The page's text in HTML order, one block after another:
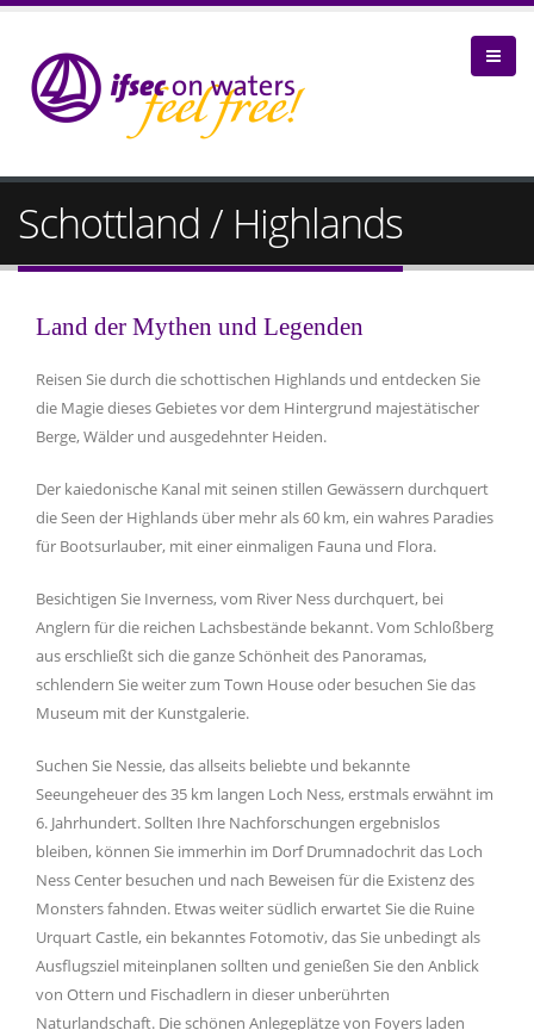
Schottland / Highlands
Land der Mythen und Legenden
Reisen Sie durch die schottischen Highlands und entdecken Sie
die Magie dieses Gebietes vor dem Hintergrund majestätischer
Berge, Wälder und ausgedehnter Heiden.
Der kaiedonische Kanal mit seinen stillen Gewässern durchquert
die Seen der Highlands über mehr als 60 km, ein wahres Paradies
für Bootsurlauber, mit einer einmaligen Fauna und Flora.
Besichtigen Sie Inverness, vom River Ness durchquert, bei
Anglern für die reichen Lachsbestände bekannt. Vom Schloßberg
aus erschließt sich die ganze Schönheit des Panoramas,
schlendern Sie weiter zum Town House oder besuchen Sie das
Museum mit der Kunstgalerie.
Suchen Sie Nessie, das allseits beliebte und bekannte
Seeungeheuer des 35 km langen Loch Ness, erstmals erwähnt im
6. Jahrhundert. Sollten Ihre Nachforschungen ergebnislos
bleiben, können Sie immerhin im Dorf Drumnadochrit das Loch
Ness Center besuchen und nach Beweisen für die Existenz des
Monsters fahnden. Etwas weiter südlich erwartet Sie die Ruine
Urquart Castle, ein bekanntes Fotomotiv, das Sie unbedingt als
Ausflugsziel miteinplanen sollten und genießen Sie den Anblick
von Ottern und Fischadlern in dieser unberührten
Naturlandschaft. Die schönen Anlegeplätze von Foyers laden